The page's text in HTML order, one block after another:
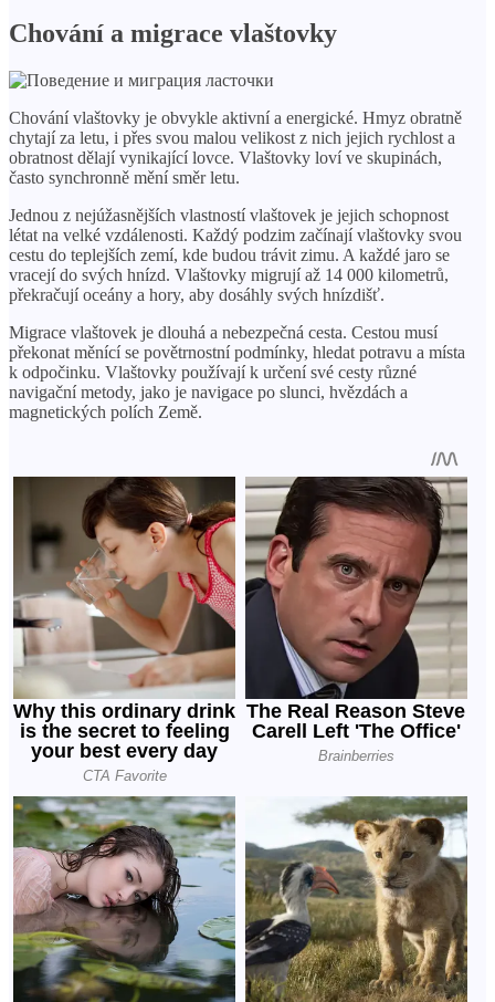
Chování a migrace vlaštovky
Chování vlaštovky je obvykle aktivní a energické. Hmyz obratně
chytají za letu, i přes svou malou velikost z nich jejich rychlost a
obratnost dělají vynikající lovce. Vlaštovky loví ve skupinách,
často synchronně mění směr letu.
Jednou z nejúžasnějších vlastností vlaštovek je jejich schopnost
létat na velké vzdálenosti. Každý podzim začínají vlaštovky svou
cestu do teplejších zemí, kde budou trávit zimu. A každé jaro se
vracejí do svých hnízd. Vlaštovky migrují až 14 000 kilometrů,
překračují oceány a hory, aby dosáhly svých hnízdišť.
Migrace vlaštovek je dlouhá a nebezpečná cesta. Cestou musí
překonat měnící se povětrnostní podmínky, hledat potravu a místa
k odpočinku. Vlaštovky používají k určení své cesty různé
navigační metody, jako je navigace po slunci, hvězdách a
magnetických polích Země.